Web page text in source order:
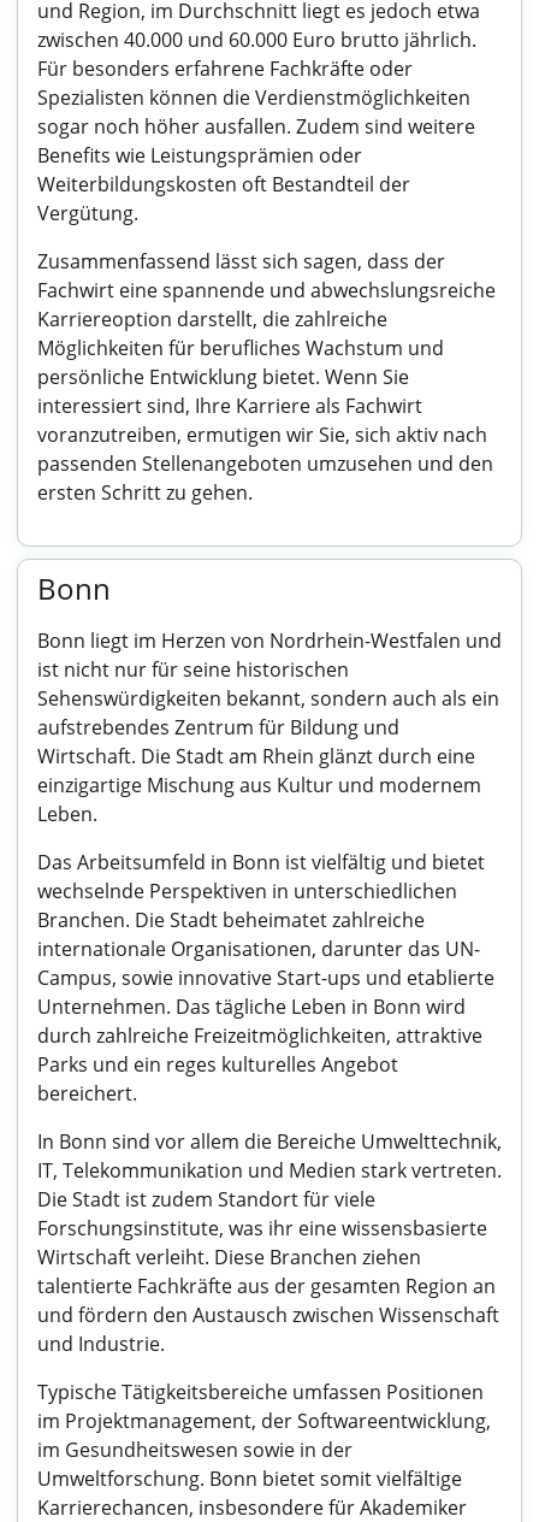
und Region, im Durchschnitt liegt es jedoch etwa
zwischen 40.000 und 60.000 Euro brutto jährlich.
Für besonders erfahrene Fachkräfte oder
Spezialisten können die Verdienstmöglichkeiten
sogar noch höher ausfallen. Zudem sind weitere
Benefits wie Leistungsprämien oder
Weiterbildungskosten oft Bestandteil der
Vergütung.
Zusammenfassend lässt sich sagen, dass der
Fachwirt eine spannende und abwechslungsreiche
Karriereoption darstellt, die zahlreiche
Möglichkeiten für berufliches Wachstum und
persönliche Entwicklung bietet. Wenn Sie
interessiert sind, Ihre Karriere als Fachwirt
voranzutreiben, ermutigen wir Sie, sich aktiv nach
passenden Stellenangeboten umzusehen und den
ersten Schritt zu gehen.
Bonn
Bonn liegt im Herzen von Nordrhein-Westfalen und
ist nicht nur für seine historischen
Sehenswürdigkeiten bekannt, sondern auch als ein
aufstrebendes Zentrum für Bildung und
Wirtschaft. Die Stadt am Rhein glänzt durch eine
einzigartige Mischung aus Kultur und modernem
Leben.
Das Arbeitsumfeld in Bonn ist vielfältig und bietet
wechselnde Perspektiven in unterschiedlichen
Branchen. Die Stadt beheimatet zahlreiche
internationale Organisationen, darunter das UN-
Campus, sowie innovative Start-ups und etablierte
Unternehmen. Das tägliche Leben in Bonn wird
durch zahlreiche Freizeitmöglichkeiten, attraktive
Parks und ein reges kulturelles Angebot
bereichert.
In Bonn sind vor allem die Bereiche Umwelttechnik,
IT, Telekommunikation und Medien stark vertreten.
Die Stadt ist zudem Standort für viele
Forschungsinstitute, was ihr eine wissensbasierte
Wirtschaft verleiht. Diese Branchen ziehen
talentierte Fachkräfte aus der gesamten Region an
und fördern den Austausch zwischen Wissenschaft
und Industrie.
Typische Tätigkeitsbereiche umfassen Positionen
im Projektmanagement, der Softwareentwicklung,
im Gesundheitswesen sowie in der
Umweltforschung. Bonn bietet somit vielfältige
Karrierechancen, insbesondere für Akademiker